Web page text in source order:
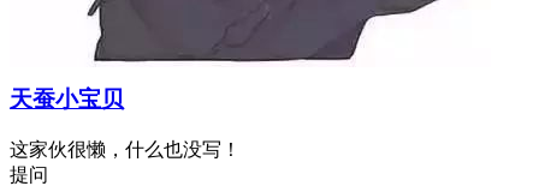
天蚕小宝贝
这家伙很懒，什么也没写！
提问